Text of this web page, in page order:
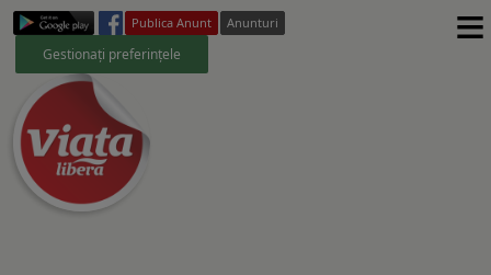
Publica Anunt Anunturi
Gestionați preferințele ≡